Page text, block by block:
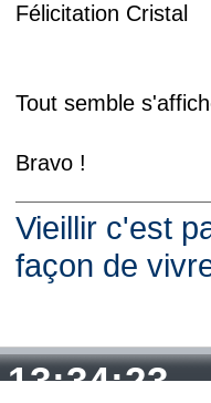
Félicitation Cristal
Tout semble
Bravo !
Vieillir c'est
façon de